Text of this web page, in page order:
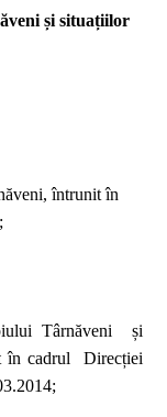
și situațiilor
întrunit în
Târnăveni
și
în cadrul
Direcției